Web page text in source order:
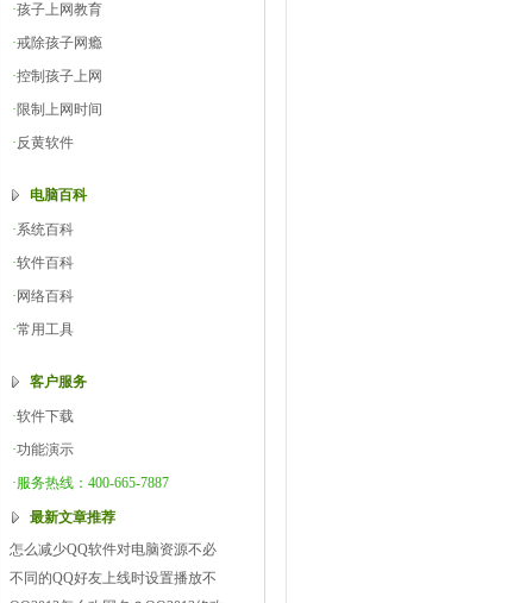
·孩子上网教育
·戒除孩子网瘾
·控制孩子上网
· 限制上网时间
·反黄软件
电脑百科
·系统百科
·软件百科
· 网络百科
·常用工具
客户服务
·软件下载
·功能演示
·服务热线：400-665-7887
最新文章推荐
怎么减少QQ软件对电脑资源不必
不同的QQ好友上线时设置播放不